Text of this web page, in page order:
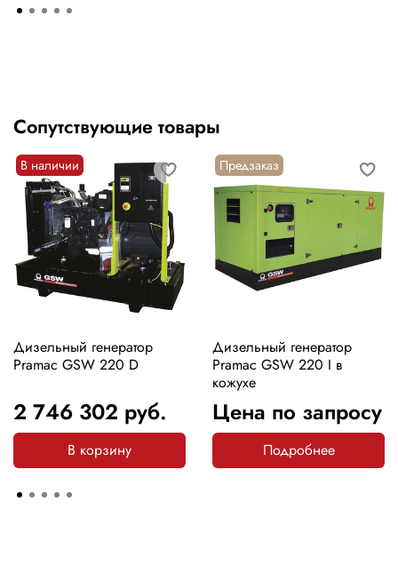
Сопутствующие товары
В наличии
Дизельный генератор
Pramac GSW 220 D
2 746 302 руб.
В корзину
Предзаказ
Дизельный генератор
Pramac GSW 220 I в
кожухе
Цена по запросу
Подробнее